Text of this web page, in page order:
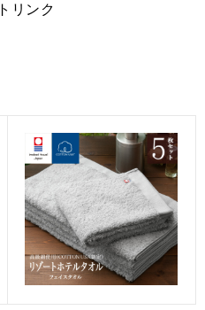
リンク